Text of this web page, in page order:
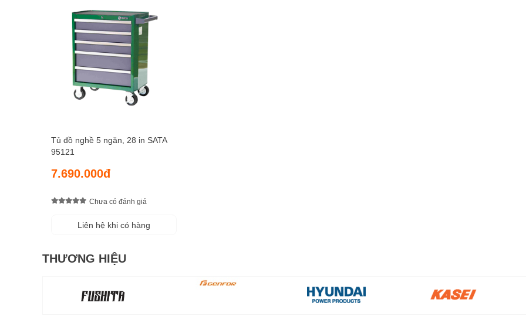
Tủ đồ nghề 5 ngăn, 28 in SATA
95121
7.690.000đ
Chưa có đánh giá
Liên hệ khi có hàng
THƯƠNG HIỆU